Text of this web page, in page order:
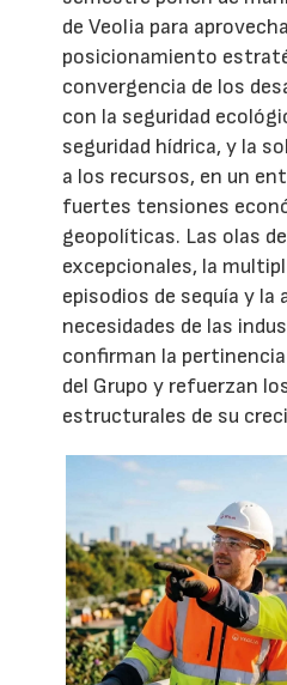
de Veolia para
posicionamiento
convergencia de los
con la seguridad
seguridad hídrica, y la
a los recursos, en un
fuertes tensiones
geopolíticas. Las olas
excepcionales, la
episodios de sequía y la
necesidades de las
confirman la
del Grupo y refuerzan
estructurales de su